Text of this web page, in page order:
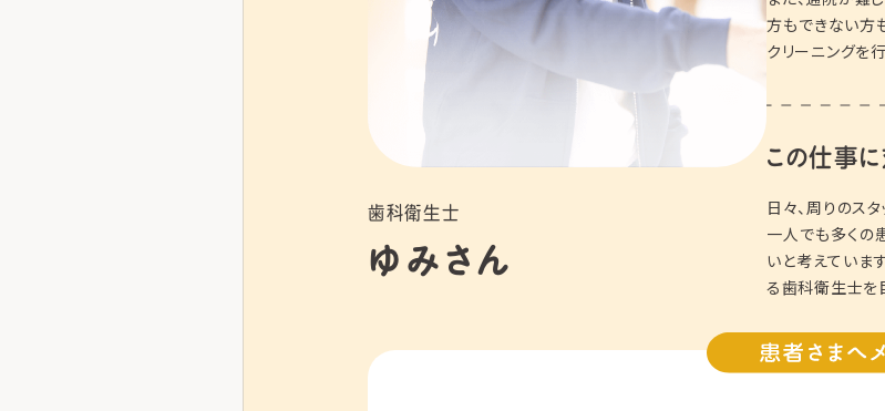
歯科衛生士
ゆみさん
方もできない方
クリーニングを
この仕事
日々、周りのス
一人でも多くの
いと考えていま
る歯科衛生士を